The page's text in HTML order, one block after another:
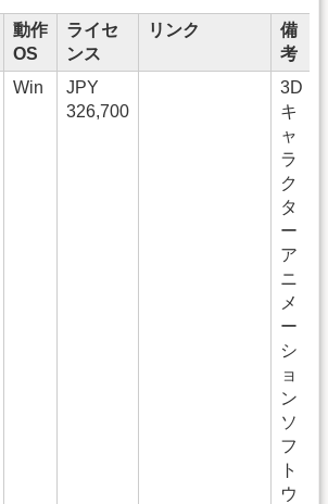
動作
OS
ライセ
ンス
リンク
備
考
Win
JPY
326,700
3D
キ
ャ
ラ
ク
タ
ー
ア
ニ
メ
ー
シ
ョ
ン
ソ
フ
ト
ウ